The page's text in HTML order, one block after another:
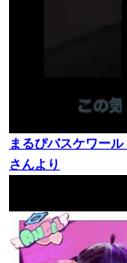
まるぴバスケワー
さんより